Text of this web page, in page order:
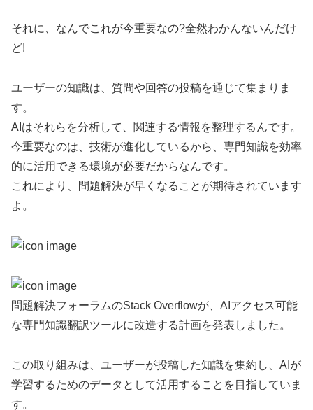
それに、なんでこれが今重要なの?全然わかんないんだけ
ど!
ユーザーの知識は、質問や回答の投稿を通じて集まりま
す。
AIはそれらを分析して、関連する情報を整理するんです。
今重要なのは、技術が進化しているから、専門知識を効率
的に活用できる環境が必要だからなんです。
これにより、問題解決が早くなることが期待されています
よ。
問題解決フォーラムのStack Overflowが、AIアクセス可能
な専門知識翻訳ツールに改造する計画を発表しました。
この取り組みは、ユーザーが投稿した知識を集約し、AIが
学習するためのデータとして活用することを目指していま
す。